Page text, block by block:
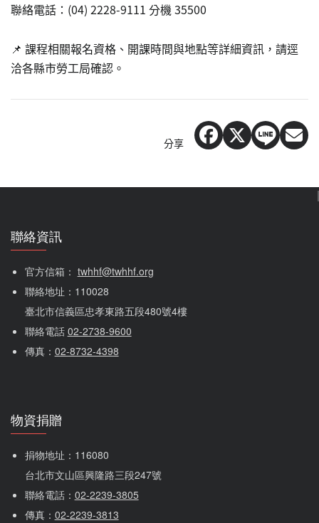
聯絡電話：(04) 2228-9111 分機 35500
📌 課程相關報名資格、開課時間與地點等詳細資訊，請逕
洽各縣市勞工局確認。
分享
聯絡資訊
官方信箱： twhhf@twhhf.org
聯絡地址：110028
臺北市信義區忠孝東路五段480號4樓
聯絡電話 02-2738-9600
傳真： 02-8732-4398
物資捐贈
捐物地址：116080
台北市文山區興隆路三段247號
聯絡電話： 02-2239-3805
傳真： 02-2239-3813